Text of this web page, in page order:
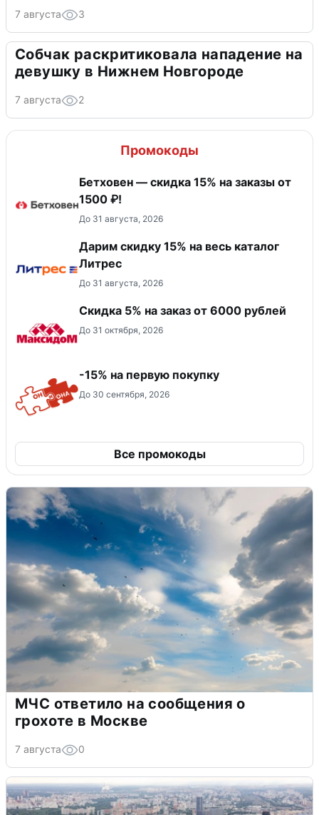
7 августа 3
Собчак раскритиковала нападение на
девушку в Нижнем Новгороде
7 августа 2
Промокоды
Бетховен — скидка 15% на заказы от
1500 ₽!
До 31 августа, 2026
Дарим скидку 15% на весь каталог
Литрес
До 31 августа, 2026
Скидка 5% на заказ от 6000 рублей
До 31 октября, 2026
-15% на первую покупку
До 30 сентября, 2026
Все промокоды
МЧС ответило на сообщения о
грохоте в Москве
7 августа 0